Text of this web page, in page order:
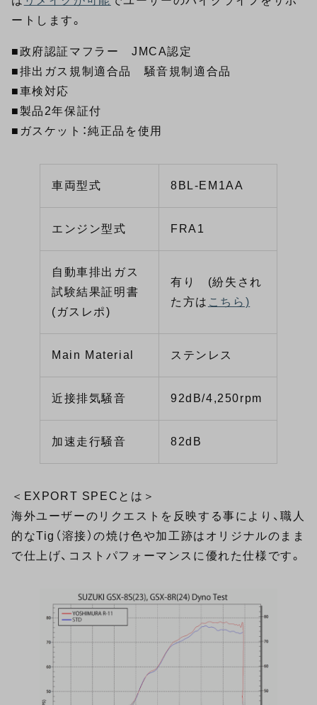
ートします。
■政府認証マフラー JMCA認定
■排出ガス規制適合品 騒音規制適合品
■車検対応
■製品2年保証付
■ガスケット：純正品を使用
車両型式 8BL-EM1AA
エンジン型式 FRA1
自動車排出ガス
試験結果証明書
(ガスレポ)
有り (紛失され
た方は こちら)
Main Material ステンレス
近接排気騒音 92dB/4,250rpm
加速走行騒音 82dB
＜EXPORT SPECとは＞
海外ユーザーのリクエストを反映する事により、職人
的なTig（溶接）の焼け色や加工跡はオリジナルのまま
で仕上げ、コストパフォーマンスに優れた仕様です。